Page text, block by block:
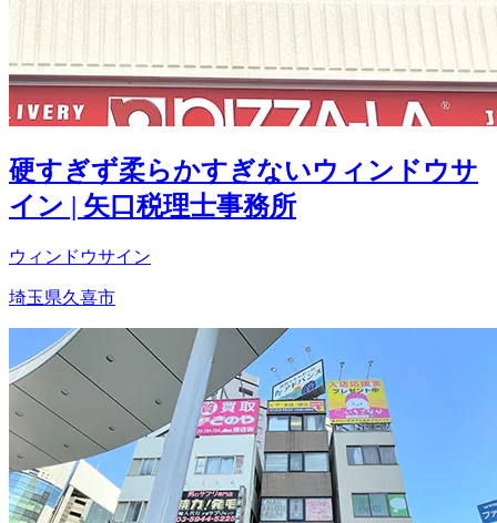
硬すぎず柔らかすぎないウィンドウサ
イン | 矢口税理士事務所
ウィンドウサイン
埼玉県久喜市